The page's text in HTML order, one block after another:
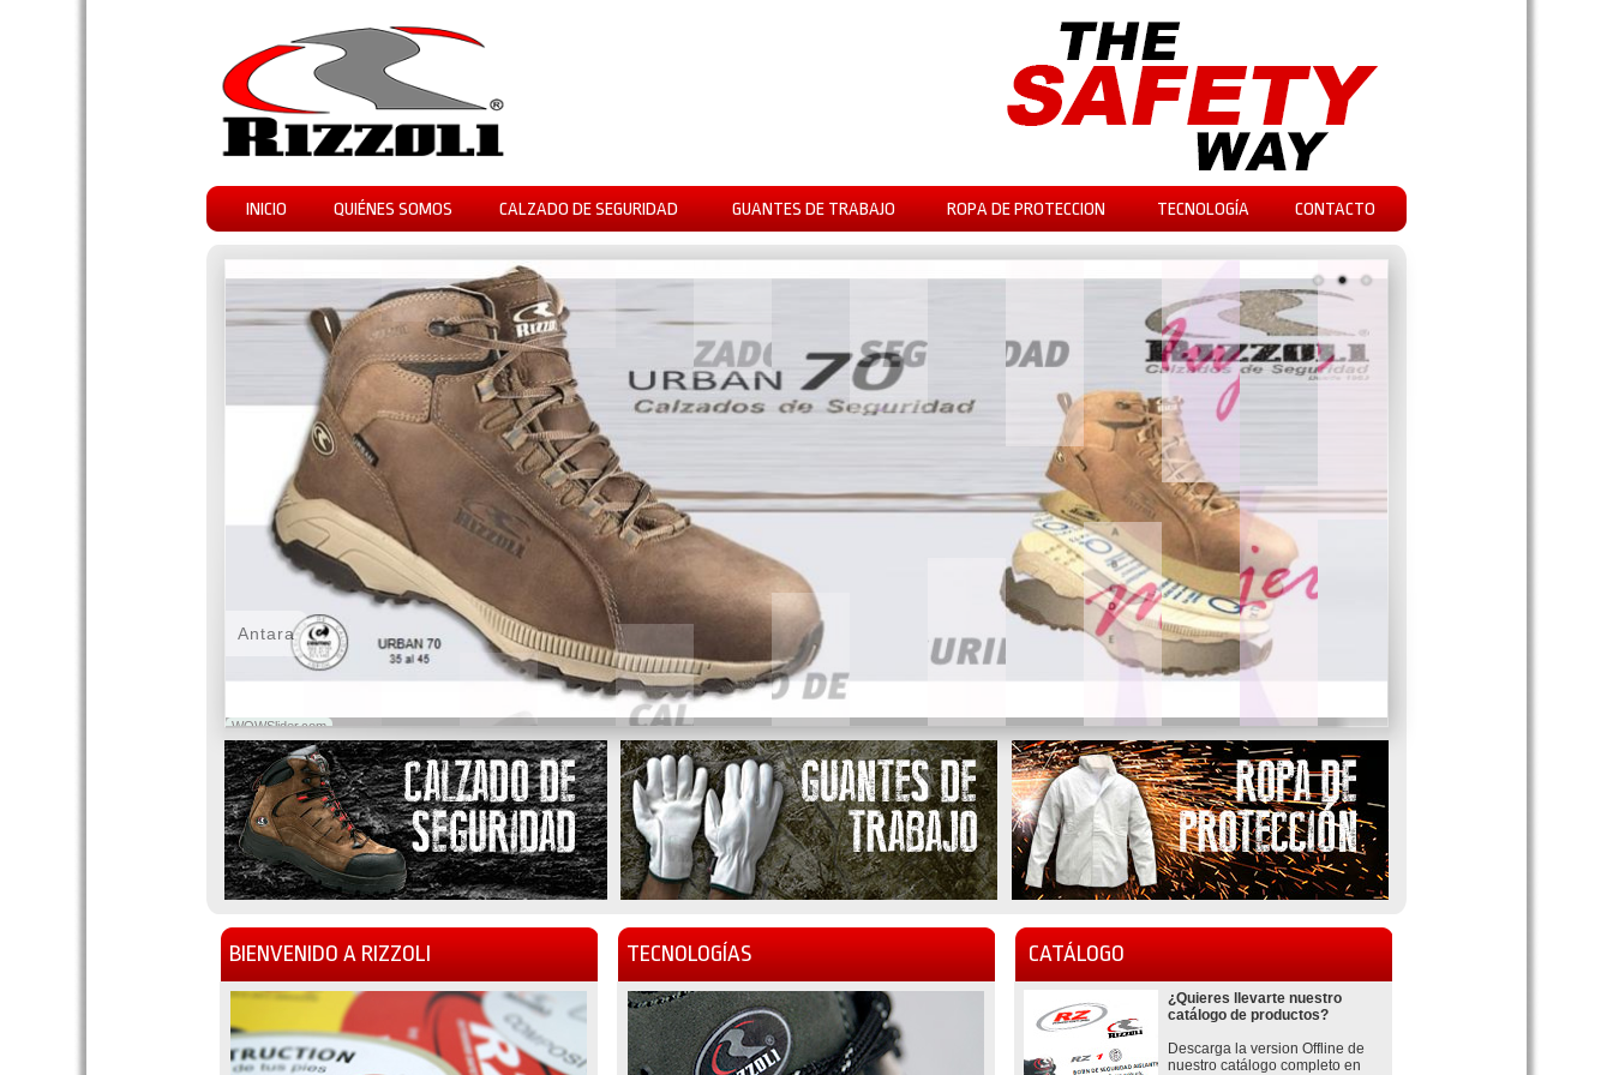
INICIO QUIÉNES SOMOS CALZADO DE SEGURIDAD GUANTES DE TRABAJO ROPA DE PROTECCION TECNOLOGÍA CONTACTO
WOWSlider.com
Antara
BIENVENIDO A RIZZOLI TECNOLOGÍAS CATÁLOGO
¿Quieres llevarte nuestro
catálogo de productos?
Descarga la version Offline de
nuestro catálogo completo en